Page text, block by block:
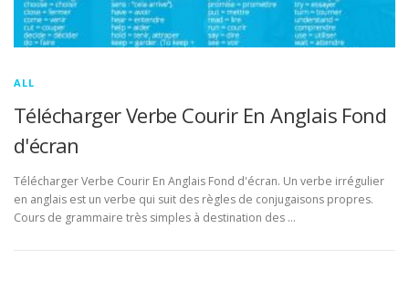
ALL
Télécharger Verbe Courir En Anglais Fond
d'écran
Télécharger Verbe Courir En Anglais Fond d'écran. Un verbe irrégulier
en anglais est un verbe qui suit des règles de conjugaisons propres.
Cours de grammaire très simples à destination des …